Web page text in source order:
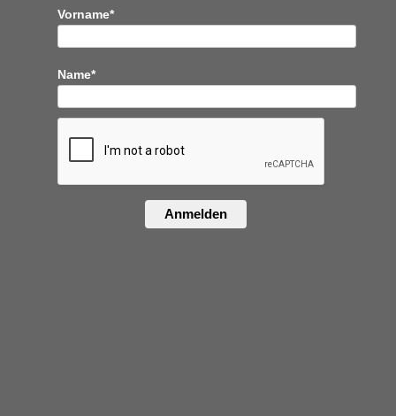
Vorname*
Name*
Anmelden